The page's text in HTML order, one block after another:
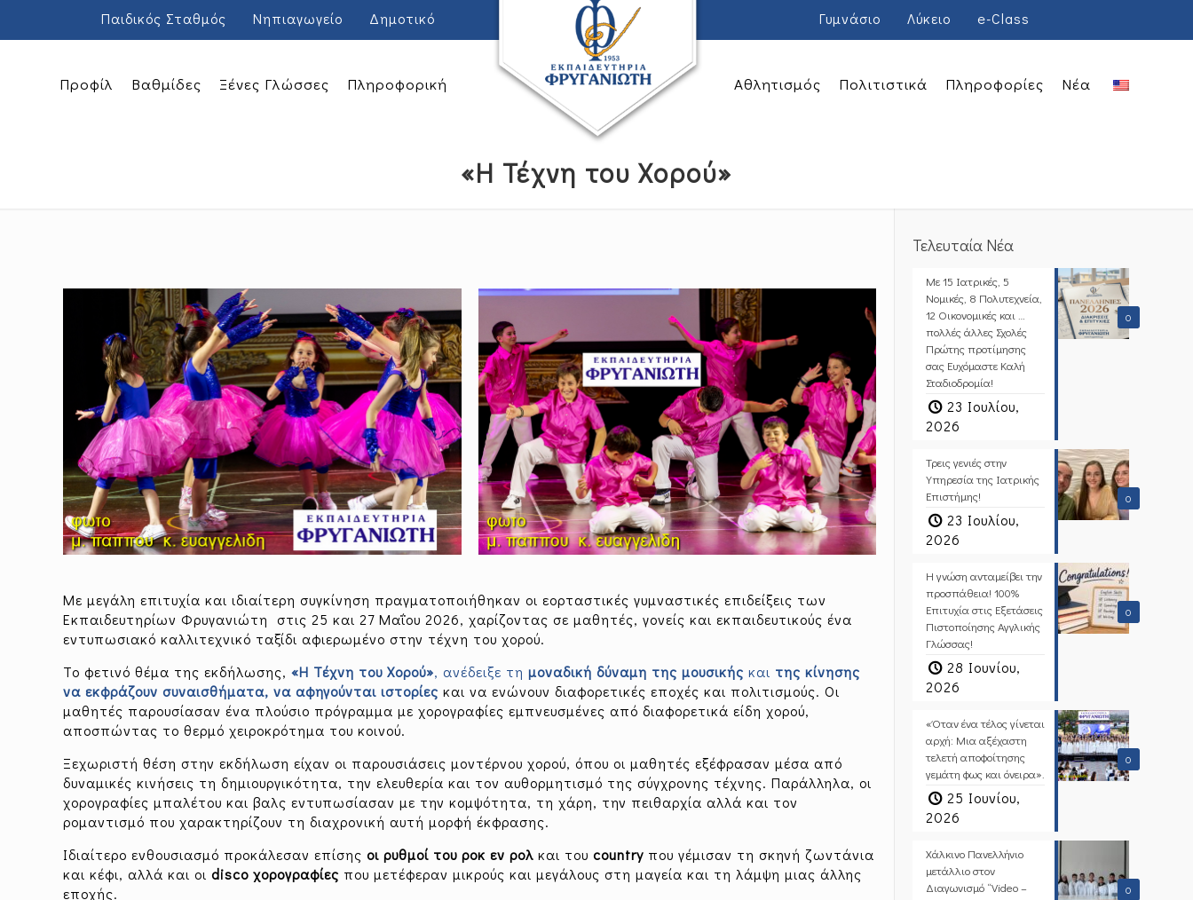
Παιδικός Σταθμός Νηπιαγωγείο Δημοτικό Γυμνάσιο Λύκειο e-Class
Προφίλ Βαθμίδες Ξένες Γλώσσες Πληροφορική Αθλητισμός Πολιτιστικά Πληροφορίες Νέα
«Η Τέχνη του Χορού»
Με μεγάλη επιτυχία και ιδιαίτερη συγκίνηση πραγματοποιήθηκαν οι εορταστικές γυμναστικές επιδείξεις των
Εκπαιδευτηρίων Φρυγανιώτη στις 25 και 27 Μαΐου 2026, χαρίζοντας σε μαθητές, γονείς και εκπαιδευτικούς ένα
εντυπωσιακό καλλιτεχνικό ταξίδι αφιερωμένο στην τέχνη του χορού.
Το φετινό θέμα της εκδήλωσης,«Η Τέχνη του Χορού», ανέδειξε τη μοναδική δύναμη της μουσικής και της κίνησης
να εκφράζουν συναισθήματα, να αφηγούνται ιστορίες και να ενώνουν διαφορετικές εποχές και πολιτισμούς. Οι
μαθητές παρουσίασαν ένα πλούσιο πρόγραμμα με χορογραφίες εμπνευσμένες από διαφορετικά είδη χορού,
αποσπώντας το θερμό χειροκρότημα του κοινού.
Ξεχωριστή θέση στην εκδήλωση είχαν οι παρουσιάσεις μοντέρνου χορού, όπου οι μαθητές εξέφρασαν μέσα από
δυναμικές κινήσεις τη δημιουργικότητα, την ελευθερία και τον αυθορμητισμό της σύγχρονης τέχνης. Παράλληλα, οι
χορογραφίες μπαλέτου και βαλς εντυπωσίασαν με την κομψότητα, τη χάρη, την πειθαρχία αλλά και τον
ρομαντισμό που χαρακτηρίζουν τη διαχρονική αυτή μορφή έκφρασης.
Ιδιαίτερο ενθουσιασμό προκάλεσαν επίσηςοι ρυθμοί του ροκ εν ρολ και τουcountry που γέμισαν τη σκηνή ζωντάνια
και κέφι, αλλά και οι disco χορογραφίες που μετέφεραν μικρούς και μεγάλους στη μαγεία και τη λάμψη μιας άλλης
εποχής.
Τελευταία Νέα
0
Με 15 Ιατρικές, 5
Νομικές, 8 Πολυτεχνεία,
12 Οικονομικές και …
πολλές άλλες Σχολές
Πρώτης προτίμησης
σας Ευχόμαστε Καλή
Σταδιοδρομία!
23 Ιουλίου,
2026
0
Τρεις γενιές στην
Υπηρεσία της Ιατρικής
Επιστήμης!
23 Ιουλίου,
2026
0
Η γνώση ανταμείβει την
προσπάθεια! 100%
Επιτυχία στις Εξετάσεις
Πιστοποίησης Αγγλικής
Γλώσσας!
28 Ιουνίου,
2026
0
«Όταν ένα τέλος γίνεται
αρχή: Μια αξέχαστη
τελετή αποφοίτησης
γεμάτη φως και όνειρα».
25 Ιουνίου,
2026
0
Χάλκινο Πανελλήνιο
μετάλλιο στον
Διαγωνισμό “Video –